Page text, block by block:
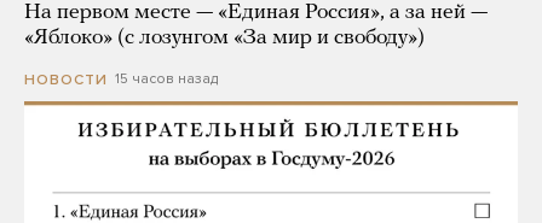
На первом месте — «Единая Россия», а за ней —
«Яблоко» (с лозунгом «За мир и свободу»)
НОВОСТИ 15 часов назад